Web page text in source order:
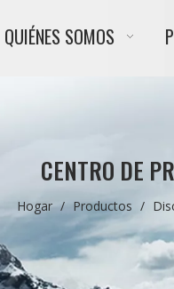
QUIÉNES SOMOS
CENTRO DE
Hogar / Productos /